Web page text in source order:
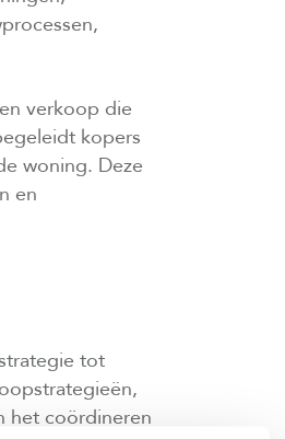
verkoop die
kopers
woning. Deze
en
tot
het coördineren